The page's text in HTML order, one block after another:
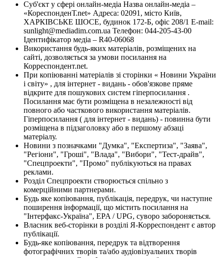
Суб'єкт у сфері онлайн-медіа Назва онлайн-медіа –
«КореспонденТ.net» Адреса: 02091, місто Київ,
ХАРКІВСЬКЕ ШОСЕ, будинок 172-Б, офіс 208/1 E-mail:
sunlight@mediadim.com.ua Телефон: 044-205-43-00
Ідентифікатор медіа – R40-06068
Використання будь-яких матеріалів, розміщених на
сайті, дозволяється за умови посилання на
Корреспондент.net.
При копіюванні матеріалів зі сторінки « Новини України
і світу» , для інтернет - видань - обов'язкове пряме
відкрите для пошукових систем гіперпосилання .
Посилання має бути розміщена в незалежності від
повного або часткового використання матеріалів.
Гіперпосилання ( для інтернет - видань) - повинна бути
розміщена в підзаголовку або в першому абзаці
матеріалу.
Новини з позначками "Думка", "Експертиза", "Заява",
"Регіони", "Гроші", "Влада", "Вибори", "Тест-драйв",
"Спецпроекти", "Промо" публікуються на правах
реклами.
Розділ Спецпроекти створюється спільно з
комерційними партнерами.
Будь яке копіювання, публікація, передрук, чи наступне
поширення інформації, що містить посилання на
"Інтерфакс-Україна", EPA / UPG, суворо забороняється.
Власник веб-сторінки в розділі Я-Корреспондент є автор
публікації.
Будь-яке копіювання, передрук та відтворення
фотографічних творів та/або аудіовізуальних творів